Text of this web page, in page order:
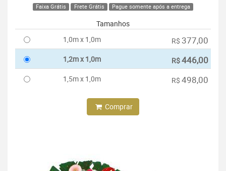
Faixa Grátis Frete Grátis Pague somente após a entrega
Tamanhos
1,0m x 1,0m
R$ 377,00
1,2m x 1,0m R$446,00
1,5m x 1,0m R$ 498,00
Comprar